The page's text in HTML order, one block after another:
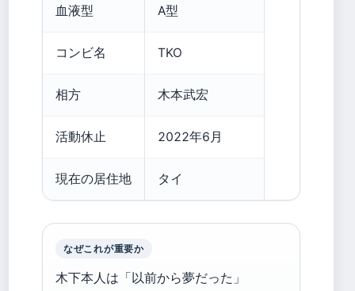
血液型 A型
コンビ名 TKO
相方 木本武宏
活動休止 2022年6月
現在の居住地 タイ
なぜこれが重要か
木下本人は「以前から夢だった」